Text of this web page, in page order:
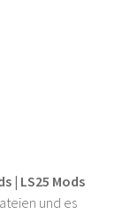
| LS25 Mods
und es